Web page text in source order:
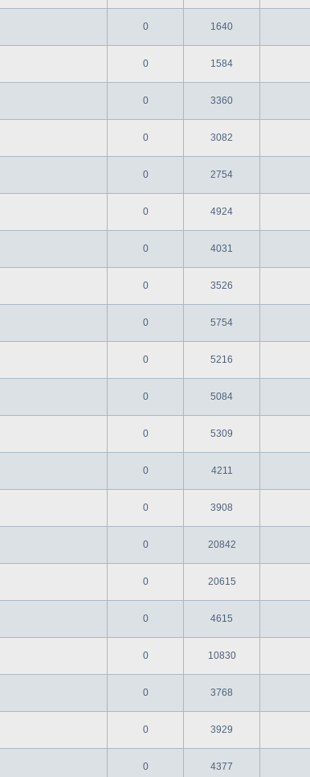
0 1640
0 1584
0 3360
0 3082
0 2754
0 4924
0 4031
0 3526
0 5754
0 5216
0 5084
0 5309
0 4211
0 3908
0 20842
0 20615
0 4615
0 10830
0 3768
0 3929
0 4377